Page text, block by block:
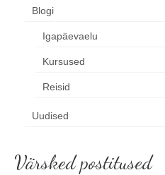
Blogi
Igapäevaelu
Kursused
Reisid
Uudised
Värsked postitused